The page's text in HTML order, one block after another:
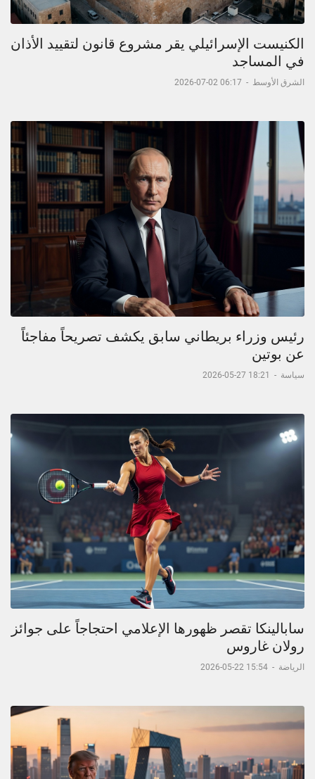
الكنيست الإسرائيلي يقر مشروع قانون لتقييد الأذان
في المساجد
الشرق الأوسط -
06:17 02-07-2026
رئيس وزراء بريطاني سابق يكشف تصريحاً مفاجئاً
عن بوتين
سياسة -
18:21 27-05-2026
سابالينكا تقصر ظهورها الإعلامي احتجاجاً على جوائز
رولان غاروس
الرياضة -
15:54 22-05-2026